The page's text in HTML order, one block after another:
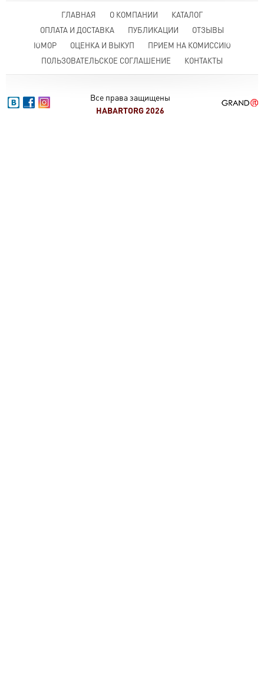
ГЛАВНАЯ О КОМПАНИИ
КАТАЛОГ
ОПЛАТА И ДОСТАВКА
ПУБЛИКАЦИИ
ОТЗЫВЫ
ЮМОР
ОЦЕНКА И ВЫКУП
ПРИЕМ НА КОМИССИЮ
ПОЛЬЗОВАТЕЛЬСКОЕ СОГЛАШЕНИЕ
КОНТАКТЫ
Все права защищены
HABARTORG 2026